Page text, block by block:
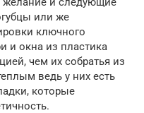
или же
ключного
и окна из пластика
чем их собратья из
ведь у них есть
которые